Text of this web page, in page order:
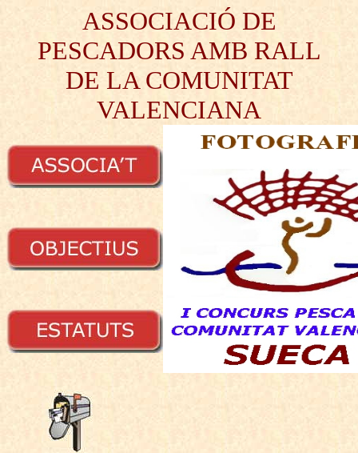
ASSOCIACIÓ DE
PESCADORS AMB RALL
DE LA COMUNITAT
VALENCIANA